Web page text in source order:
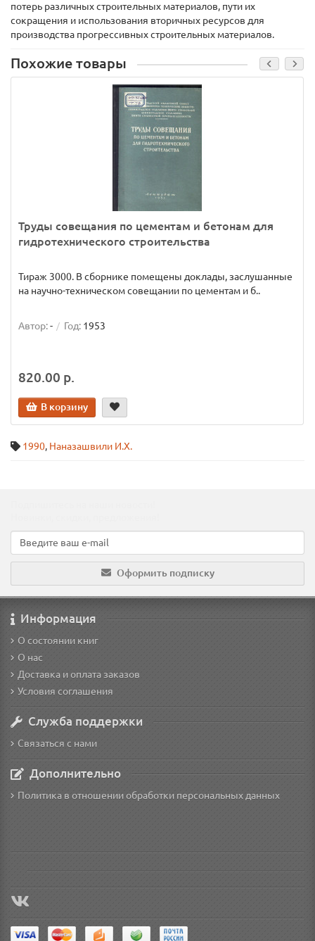
потерь различных строительных материалов, пути их
сокращения и использования вторичных ресурсов для
производства прогрессивных строительных материалов.
Похожие товары
Труды совещания по цементам и бетонам для
гидротехнического строительства
Тираж 3000. В сборнике помещены доклады, заслушанные
на научно-техническом совещании по цементам и б..
Автор:- Год: 1953
820.00 р.
В корзину
1990, Наназашвили И.Х.
Оформить подписку
Информация
О состоянии книг
О нас
Доставка и оплата заказов
Условия соглашения
Служба поддержки
Связаться с нами
Дополнительно
Политика в отношении обработки персональных данных